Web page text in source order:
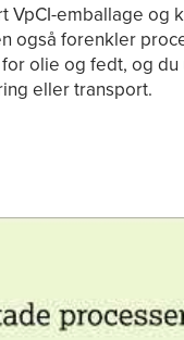
VpCI-emballage og
også forenkler
olie og fedt, og
eller transport.